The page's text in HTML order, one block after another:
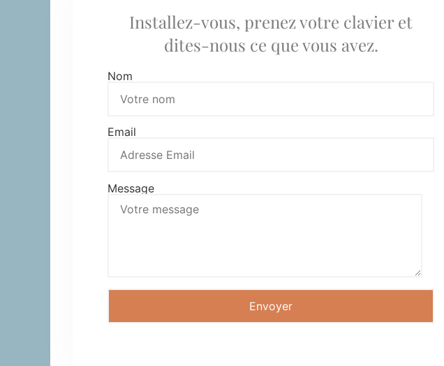
Installez-vous, prenez votre clavier et
dites-nous ce que vous avez.
Nom
Email
Message